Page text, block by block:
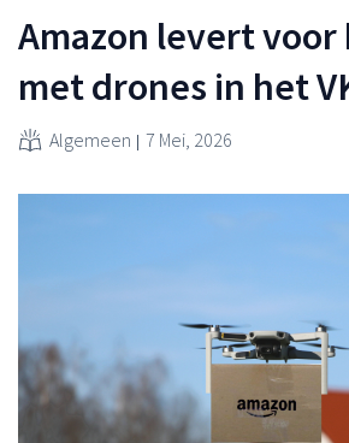
Amazon levert
met drones in het
Algemeen 7 Mei, 2026